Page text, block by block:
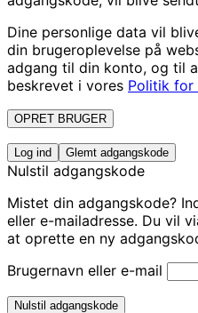
Dine personlige data vil
din brugeroplevelse på
adgang til din konto, og til
beskrevet i vores Politik for
OPRET BRUGER
Log ind Glemt adgangskode
Nulstil adgangskode
Mistet din adgangskode?
eller e-mailadresse. Du vil
at oprette en ny
Brugernavn eller e-mail
Nulstil adgangskode